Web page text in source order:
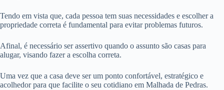
Tendo em vista que, cada pessoa tem suas necessidades e escolher a
propriedade correta é fundamental para evitar problemas futuros.
Afinal, é necessário ser assertivo quando o assunto são casas para
alugar, visando fazer a escolha correta.
Uma vez que a casa deve ser um ponto confortável, estratégico e
acolhedor para que facilite o seu cotidiano em Malhada de Pedras.